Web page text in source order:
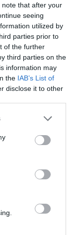
that after your
seeing
utilized by
parties prior to
of the further
third parties on the
information may
the IAB’s List of
disclose it to other
Μαδούρος